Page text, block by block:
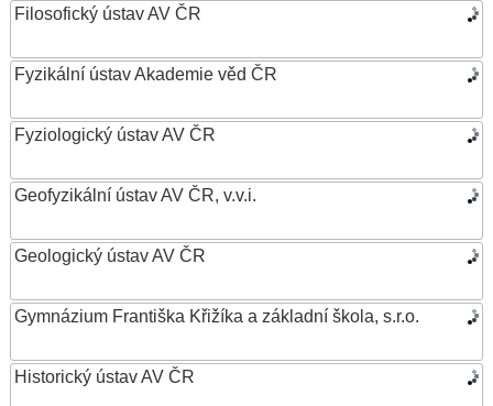
Filosofický ústav AV ČR
Fyzikální ústav Akademie věd ČR
Fyziologický ústav AV ČR
Geofyzikální ústav AV ČR, v.v.i.
Geologický ústav AV ČR
Gymnázium Františka Křižíka a základní škola, s.r.o.
Historický ústav AV ČR